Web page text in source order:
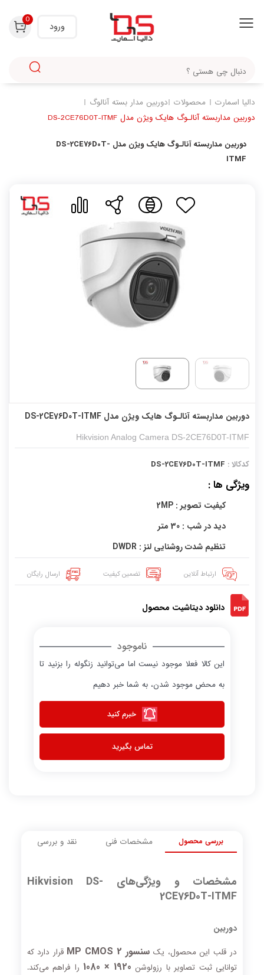
ورود
0
دالیا اسمارت محصولات دوربین مدار بسته آنالوگ
دوربین مداربسته آنالـوگ هایک ویژن مدل DS-2CE76D0T-ITMF
دوربین مداربسته آنالـوگ هایک ویژن مدل DS-2CE76D0T-
ITMF
دوربین مداربسته آنالـوگ هایک ویژن مدل DS-2CE76D0T-ITMF
Hikvision Analog Camera DS-2CE76D0T-ITMF
کدکالا : DS-2CE76D0T-ITMF
ویژگی ها :
کیفیت تصویر : 2MP
دید در شب : 30 متر
تنظیم شدت روشنایی لنز : DWDR
ارتباط آنلاین تضمین کیفیت ارسال رایگان
دانلود دیتاشیت محصول
ناموجود
این کالا فعلا موجود نیست اما می‌توانید زنگوله را بزنید تا
به محض موجود شدن، به شما خبر دهیم
خبرم کنید
تماس بگیرید
بررسی محصول مشخصات فنی نقد و بررسی
مشخصات و ویژگی‌های Hikvision DS-
2CE76D0T-ITMF
دوربین
در قلب این محصول، یکسنسور 2 MP CMOS
قرار دارد که
توانایی ثبت تصاویر با رزولوشن 1920 × 1080
را فراهم می‌کند.